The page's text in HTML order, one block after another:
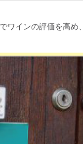
ワインの評価を高め、